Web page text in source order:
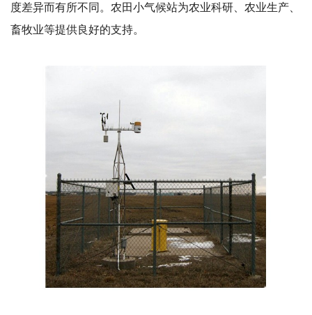
度差异而有所不同。农田小气候站为农业科研、农业生产、
畜牧业等提供良好的支持。